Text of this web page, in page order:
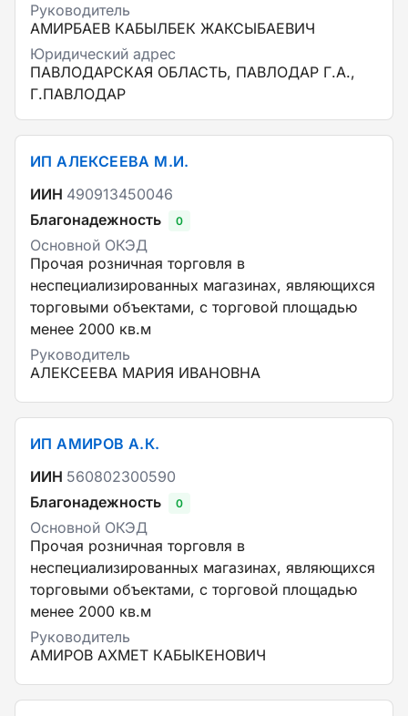
Руководитель
АМИРБАЕВ КАБЫЛБЕК ЖАКСЫБАЕВИЧ
Юридический адрес
ПАВЛОДАРСКАЯ ОБЛАСТЬ, ПАВЛОДАР Г.А.,
Г.ПАВЛОДАР
ИП АЛЕКСЕЕВА М.И.
ИИН 490913450046
Благонадежность
0
Основной ОКЭД
Прочая розничная торговля в
неспециализированных магазинах, являющихся
торговыми объектами, с торговой площадью
менее 2000 кв.м
Руководитель
АЛЕКСЕЕВА МАРИЯ ИВАНОВНА
ИП АМИРОВ А.К.
ИИН 560802300590
Благонадежность
0
Основной ОКЭД
Прочая розничная торговля в
неспециализированных магазинах, являющихся
торговыми объектами, с торговой площадью
менее 2000 кв.м
Руководитель
АМИРОВ АХМЕТ КАБЫКЕНОВИЧ